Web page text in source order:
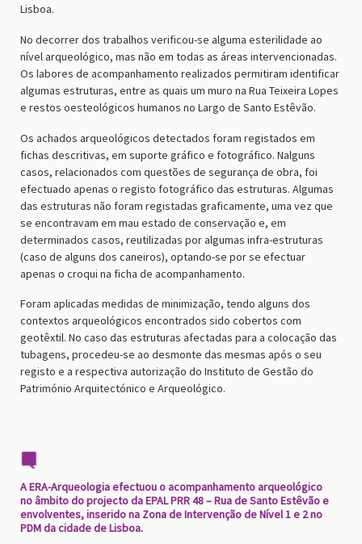
Lisboa.
No decorrer dos trabalhos verificou-se alguma esterilidade ao
nível arqueológico, mas não em todas as áreas intervencionadas.
Os labores de acompanhamento realizados permitiram identificar
algumas estruturas, entre as quais um muro na Rua Teixeira Lopes
e restos oesteológicos humanos no Largo de Santo Estêvão.
Os achados arqueológicos detectados foram registados em
fichas descritivas, em suporte gráfico e fotográfico. Nalguns
casos, relacionados com questões de segurança de obra, foi
efectuado apenas o registo fotográfico das estruturas. Algumas
das estruturas não foram registadas graficamente, uma vez que
se encontravam em mau estado de conservação e, em
determinados casos, reutilizadas por algumas infra-estruturas
(caso de alguns dos caneiros), optando-se por se efectuar
apenas o croqui na ficha de acompanhamento.
Foram aplicadas medidas de minimização, tendo alguns dos
contextos arqueológicos encontrados sido cobertos com
geotêxtil. No caso das estruturas afectadas para a colocação das
tubagens, procedeu-se ao desmonte das mesmas após o seu
registo e a respectiva autorização do Instituto de Gestão do
Património Arquitectónico e Arqueológico.
A ERA-Arqueologia efectuou o acompanhamento arqueológico
no âmbito do projecto da EPAL PRR 48 – Rua de Santo Estêvão e
envolventes, inserido na Zona de Intervenção de Nível 1 e 2 no
PDM da cidade de Lisboa.